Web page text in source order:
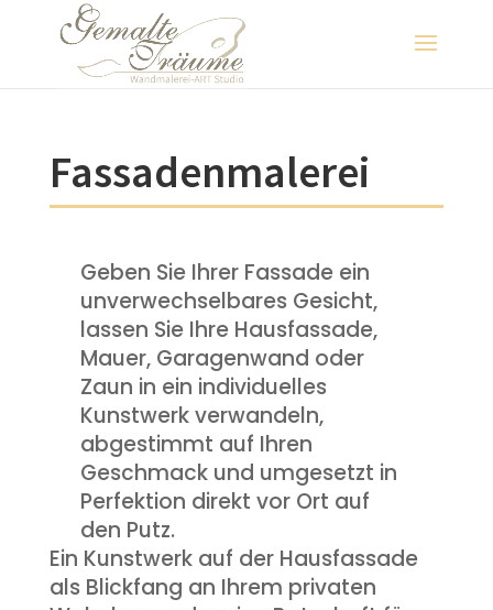
Fassadenmalerei
Geben Sie Ihrer Fassade ein
unverwechselbares Gesicht,
lassen Sie Ihre Hausfassade,
Mauer, Garagenwand oder
Zaun in ein individuelles
Kunstwerk verwandeln,
abgestimmt auf Ihren
Geschmack und umgesetzt in
Perfektion direkt vor Ort auf
den Putz.
Ein Kunstwerk auf der Hausfassade
als Blickfang an Ihrem privaten